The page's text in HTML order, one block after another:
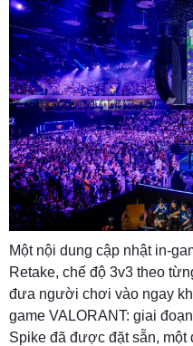
Một nội dung cập nhật in-
Retake, chế độ 3v3 theo
đưa người chơi vào ngay
game VALORANT: giai
Spike đã được đặt sẵn, một